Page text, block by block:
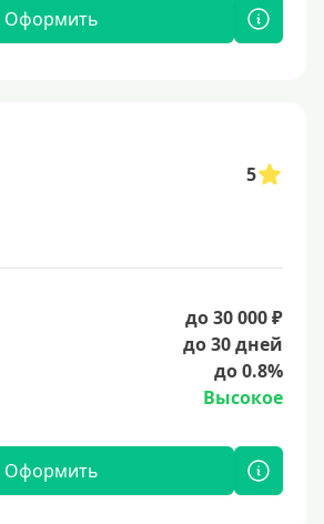
Оформить
5
до 30 000 ₽
до 30 дней
до 0.8%
Высокое
Оформить